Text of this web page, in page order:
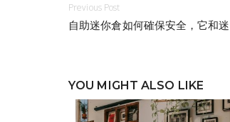
Previous Post
自助迷你倉如何確保安全，它和
YOU MIGHT ALSO LIKE